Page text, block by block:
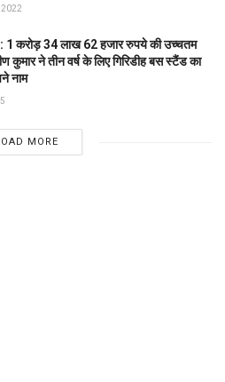
2022
करोड़ 34 लाख 62 हजार रुपये की उच्चतम
कुमार ने तीन वर्ष के लिए गिरिडीह बस स्टैंड का
नाम
MORE